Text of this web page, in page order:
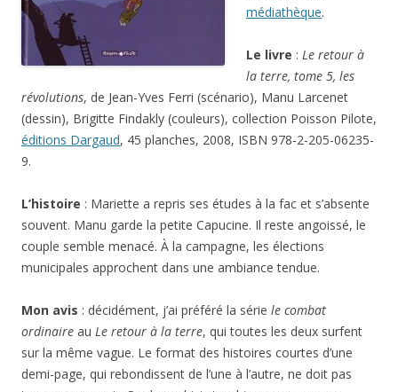
médiathèque.
Le livre : Le retour à
la terre, tome 5, les
révolutions, de Jean-Yves Ferri (scénario), Manu Larcenet
(dessin), Brigitte Findakly (couleurs), collection Poisson Pilote,
éditions Dargaud, 45 planches, 2008, ISBN 978-2-205-06235-
9.
L’histoire : Mariette a repris ses études à la fac et s’absente
souvent. Manu garde la petite Capucine. Il reste angoissé, le
couple semble menacé. À la campagne, les élections
municipales approchent dans une ambiance tendue.
Mon avis : décidément, j’ai préféré la série le combat
ordinaire au Le retour à la terre, qui toutes les deux surfent
sur la même vague. Le format des histoires courtes d’une
demi-page, qui rebondissent de l’une à l’autre, ne doit pas